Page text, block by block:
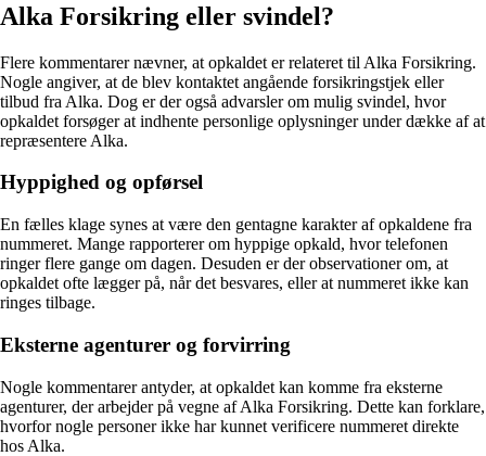
Alka Forsikring eller svindel?
Flere kommentarer nævner, at opkaldet er relateret til Alka Forsikring.
Nogle angiver, at de blev kontaktet angående forsikringstjek eller
tilbud fra Alka. Dog er der også advarsler om mulig svindel, hvor
opkaldet forsøger at indhente personlige oplysninger under dække af at
repræsentere Alka.
Hyppighed og opførsel
En fælles klage synes at være den gentagne karakter af opkaldene fra
nummeret. Mange rapporterer om hyppige opkald, hvor telefonen
ringer flere gange om dagen. Desuden er der observationer om, at
opkaldet ofte lægger på, når det besvares, eller at nummeret ikke kan
ringes tilbage.
Eksterne agenturer og forvirring
Nogle kommentarer antyder, at opkaldet kan komme fra eksterne
agenturer, der arbejder på vegne af Alka Forsikring. Dette kan forklare,
hvorfor nogle personer ikke har kunnet verificere nummeret direkte
hos Alka.